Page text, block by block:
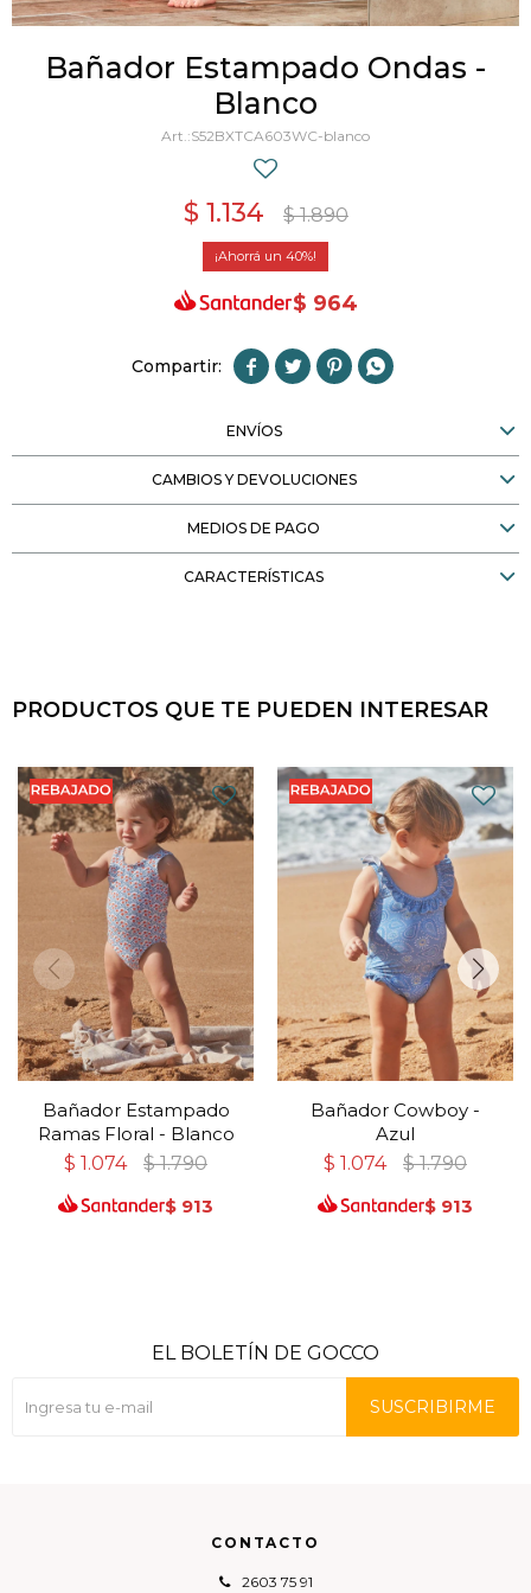
Bañador Estampado Ondas -
Blanco
S52BXTCA603WC-blanco
$ 1.134 $ 1.890
40
$ 964
   
ENVÍOS
CAMBIOS Y DEVOLUCIONES
MEDIOS DE PAGO
CARACTERÍSTICAS
PRODUCTOS QUE TE PUEDEN INTERESAR
Bañador Estampado
Ramas Floral - Blanco
$ 1.074 $ 1.790
$ 913
Bañador Cowboy -
Azul
$ 1.074 $ 1.790
$ 913
CONTACTO
2603 75 91
EL BOLETÍN DE GOCCO
SUSCRIBIRME